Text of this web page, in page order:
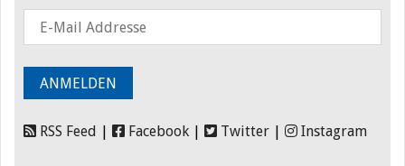
RSS Feed Facebook Twitter Instagram